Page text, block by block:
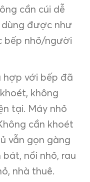
cần cúi dễ
được như
bếp nhỏ/người
hợp với bếp đã
không
tại. Máy nhỏ
cần khoét
vẫn gọn gàng
nồi nhỏ, rau
nhà thuê.